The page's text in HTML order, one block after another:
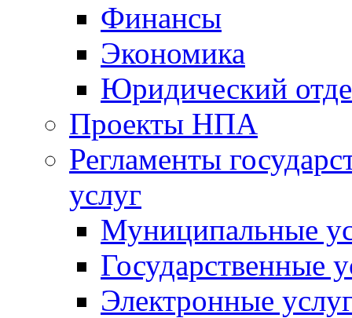
Финансы
Экономика
Юридический
Проекты НПА
Регламенты
услуг
Муниципальные
Государственные
Электронные